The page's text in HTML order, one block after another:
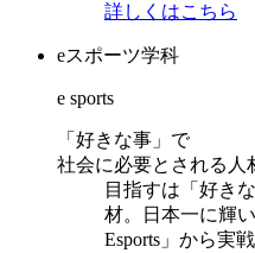
詳しくはこちら
eスポーツ学科
e sports
「好きな事」で
社会に必要とされる人
目指すは「好き
材。日本一に輝
Esports」から実